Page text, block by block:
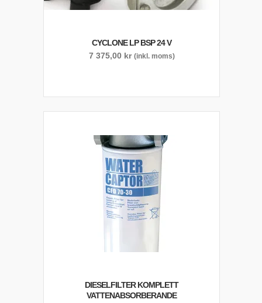
CYCLONE LP BSP 24 V
7 375,00 kr (inkl. moms)
DIESELFILTER KOMPLETT
VATTENABSORBERANDE